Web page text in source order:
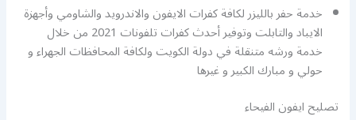
خدمة حفر بالليزر لكافة كفرات الايفون والاندرويد والشاومي وأجهزة
الايباد والتابلت وتوفير أحدث كفرات تلفونات 2021 من خلال
خدمة ورشه متنقلة في دولة الكويت ولكافة المحافظات الجهراء و
حولي و مبارك الكبير و غيرها
تصليح ايفون الفيحاء